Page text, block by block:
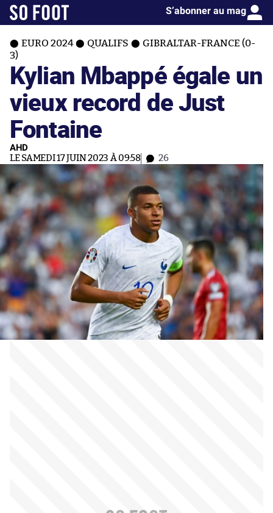
S’abonner au mag
EURO 2024 QUALIFS
GIBRALTAR-FRANCE (0-
3)
Kylian Mbappé égale un
vieux record de Just
Fontaine
AHD
LE SAMEDI 17 JUIN 2023 À 09:58 26